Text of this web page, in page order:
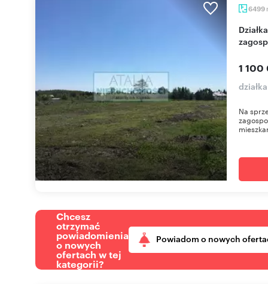
6499
Działka budowlana 6499 m² z planem
1 100
Na
Chcesz
otrzymać
powiadomienia
o nowych
ofertach w tej
kategorii?
Powiadom o nowych